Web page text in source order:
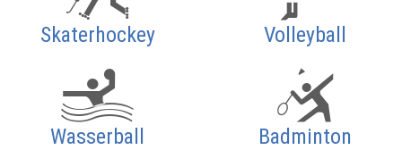
Skaterhockey Volleyball
Wasserball Badminton